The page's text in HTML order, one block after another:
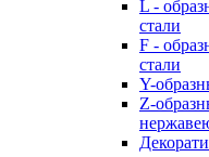
L -
стали
F -
стали
Y-
Z-